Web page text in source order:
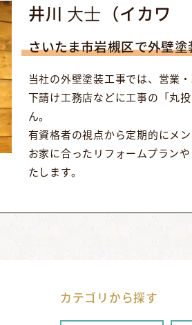
井川 ⼤⼠（イカワ
さいたま市岩槻区で外壁
当社の外壁塗装工事では、営業
下請け工務店などに工事の「丸
ん。
有資格者の視点から定期的にメ
お家に合ったリフォームプラン
たします。
カテゴリから探す